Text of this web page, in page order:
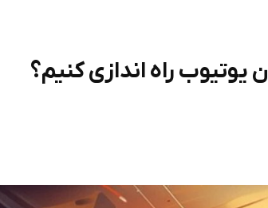
راه اندازی کنیم؟